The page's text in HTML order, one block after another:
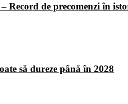
Record de precomenzi în
să dureze până în 2028